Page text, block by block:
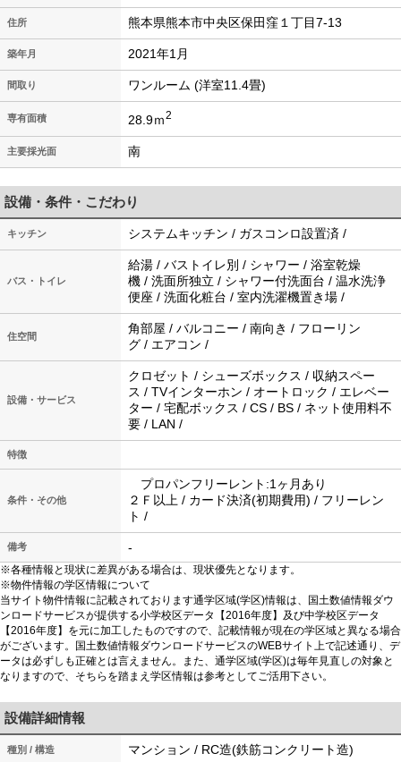
住所 熊本県熊本市中央区保田窪１丁目7-13
築年月 2021年1月
間取り ワンルーム (洋室11.4畳)
専有面積 28.9ｍ2
主要採光面 南
設備・条件・こだわり
キッチン システムキッチン / ガスコンロ設置済 /
バス・トイレ
給湯 / バストイレ別 / シャワー / 浴室乾燥
機 / 洗面所独立 / シャワー付洗面台 / 温水洗浄
便座 / 洗面化粧台 / 室内洗濯機置き場 /
住空間
角部屋 / バルコニー / 南向き / フローリン
グ / エアコン /
設備・サービス
クロゼット / シューズボックス / 収納スペー
ス / TVインターホン / オートロック / エレベー
ター / 宅配ボックス / CS / BS / ネット使用料不
要 / LAN /
特徴
条件・その他
プロパンフリーレント:1ヶ月あり
２Ｆ以上 / カード決済(初期費用) / フリーレン
ト /
備考 -
※各種情報と現状に差異がある場合は、現状優先となります。
※物件情報の学区情報について
当サイト物件情報に記載されております通学区域(学区)情報は、国土数値情報ダウ
ンロードサービスが提供する小学校区データ【2016年度】及び中学校区データ
【2016年度】を元に加工したものですので、記載情報が現在の学区域と異なる場合
がございます。国土数値情報ダウンロードサービスのWEBサイト上で記述通り、デ
ータは必ずしも正確とは言えません。また、通学区域(学区)は毎年見直しの対象と
なりますので、そちらを踏まえ学区情報は参考としてご活用下さい。
設備詳細情報
種別 / 構造 マンション / RC造(鉄筋コンクリート造)